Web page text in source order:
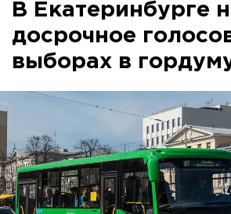
В Екатеринбурге
досрочное
выборах в